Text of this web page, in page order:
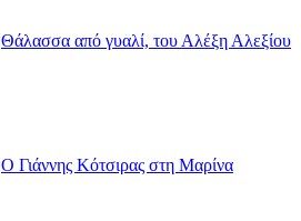
Θάλασσα από γυαλί, του Αλέξη Αλεξίου
Ο Γιάννης Κότσιρας στη Μαρίνα